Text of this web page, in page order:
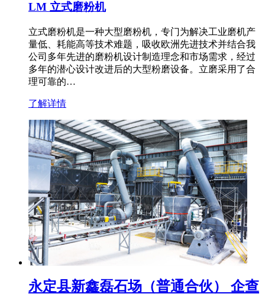
LM 立式磨粉机
立式磨粉机是一种大型磨粉机，专门为解决工业磨机产
量低、耗能高等技术难题，吸收欧洲先进技术并结合我
公司多年先进的磨粉机设计制造理念和市场需求，经过
多年的潜心设计改进后的大型粉磨设备。立磨采用了合
理可靠的…
了解详情
永定县新鑫磊石场（普通合伙） 企查